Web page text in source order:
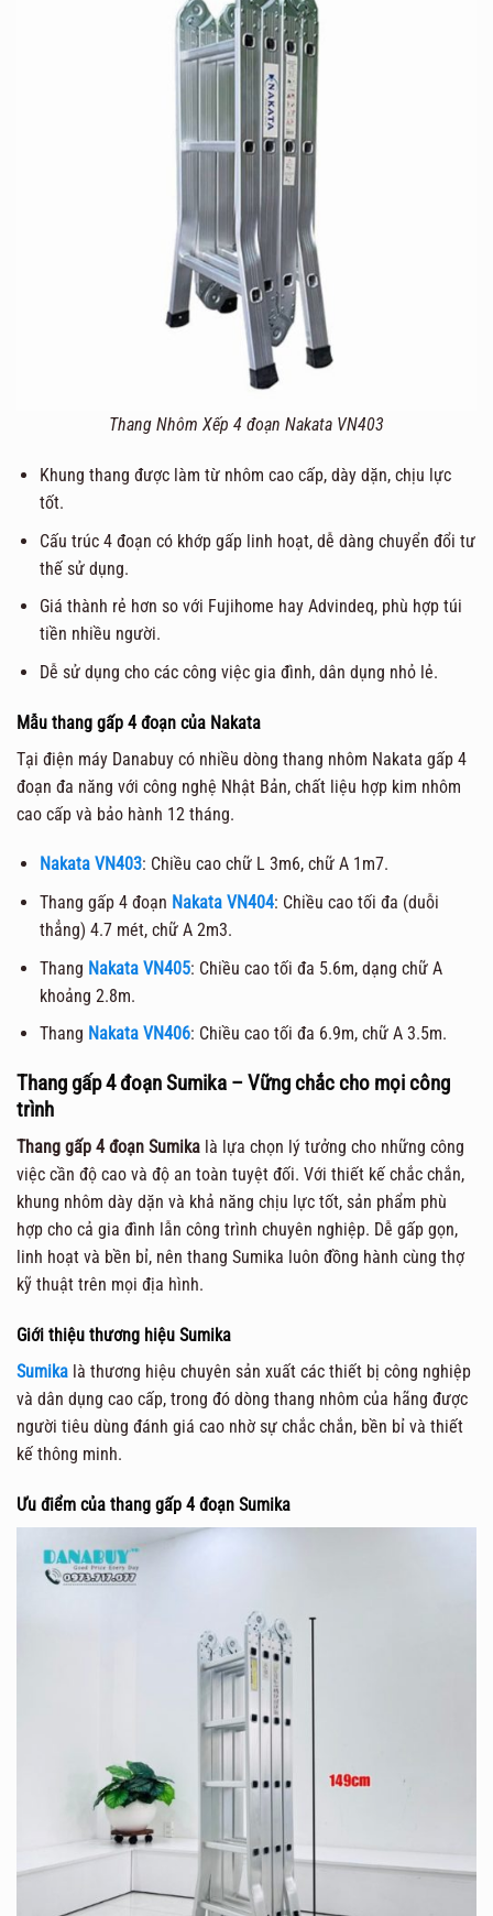
Thang Nhôm Xếp 4 đoạn Nakata VN403
Khung thang được làm từ nhôm cao cấp, dày dặn, chịu lực
tốt.
Cấu trúc 4 đoạn có khớp gấp linh hoạt, dễ dàng chuyển đổi tư
thế sử dụng.
Giá thành rẻ hơn so với Fujihome hay Advindeq, phù hợp túi
tiền nhiều người.
Dễ sử dụng cho các công việc gia đình, dân dụng nhỏ lẻ.
Mẫu thang gấp 4 đoạn của Nakata
Tại điện máy Danabuy có nhiều dòng thang nhôm Nakata gấp 4
đoạn đa năng với công nghệ Nhật Bản, chất liệu hợp kim nhôm
cao cấp và bảo hành 12 tháng.
Nakata VN403: Chiều cao chữ L 3m6, chữ A 1m7.
Thang gấp 4 đoạn Nakata VN404: Chiều cao tối đa (duỗi
thẳng) 4.7 mét, chữ A 2m3.
Thang Nakata VN405: Chiều cao tối đa 5.6m, dạng chữ A
khoảng 2.8m.
Thang Nakata VN406: Chiều cao tối đa 6.9m, chữ A 3.5m.
Thang gấp 4 đoạn Sumika – Vững chắc cho mọi công
trình
Thang gấp 4 đoạn Sumika là lựa chọn lý tưởng cho những công
việc cần độ cao và độ an toàn tuyệt đối. Với thiết kế chắc chắn,
khung nhôm dày dặn và khả năng chịu lực tốt, sản phẩm phù
hợp cho cả gia đình lẫn công trình chuyên nghiệp. Dễ gấp gọn,
linh hoạt và bền bỉ, nên thang Sumika luôn đồng hành cùng thợ
kỹ thuật trên mọi địa hình.
Giới thiệu thương hiệu Sumika
Sumika là thương hiệu chuyên sản xuất các thiết bị công nghiệp
và dân dụng cao cấp, trong đó dòng thang nhôm của hãng được
người tiêu dùng đánh giá cao nhờ sự chắc chắn, bền bỉ và thiết
kế thông minh.
Ưu điểm của thang gấp 4 đoạn Sumika